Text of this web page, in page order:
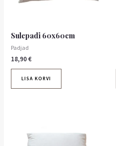
Sulepadi 60x60cm
Padjad
18,90€
LISA KORVI